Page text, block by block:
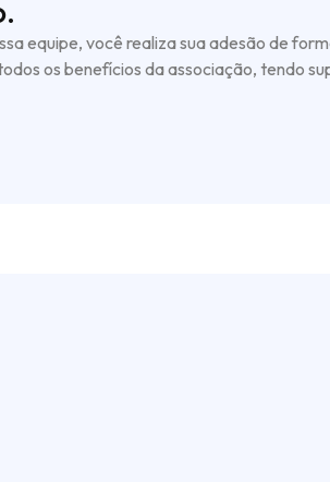
equipe, você realiza sua adesão de
os benefícios da associação, tendo